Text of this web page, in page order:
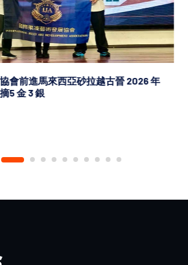
雄國際青年月青年國際論壇 美英韓3
享實務